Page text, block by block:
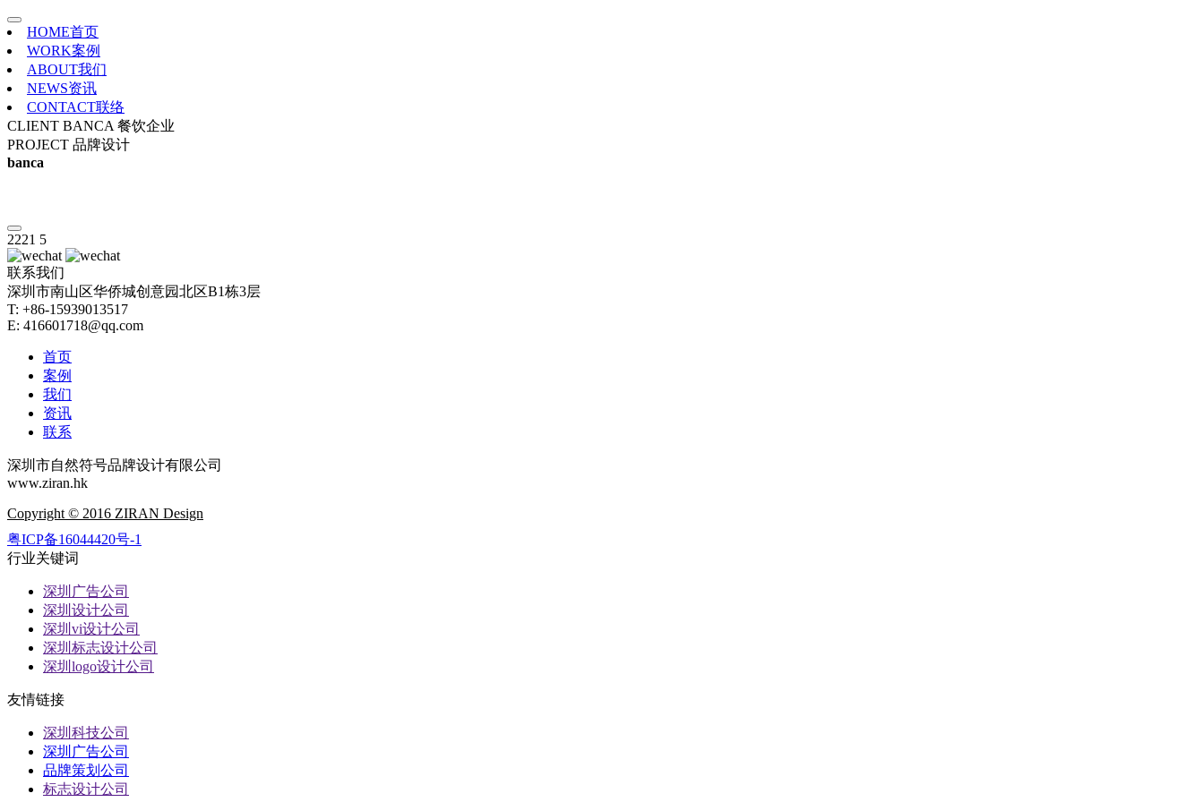
HOME首页
WORK案例
ABOUT我们
NEWS资讯
CONTACT联络
CLIENT BANCA 餐饮企业
PROJECT 品牌设计
banca
2221 5
联系我们
深圳市南山区华侨城创意园北区B1栋3层
T: +86-15939013517
E: 416601718@qq.com
首页
案例
我们
资讯
联系
深圳市自然符号品牌设计有限公司
www.ziran.hk
Copyright © 2016 ZIRAN Design
粤ICP备16044420号-1
行业关键词
深圳广告公司
深圳设计公司
深圳vi设计公司
深圳标志设计公司
深圳logo设计公司
友情链接
深圳科技公司
深圳广告公司
品牌策划公司
标志设计公司